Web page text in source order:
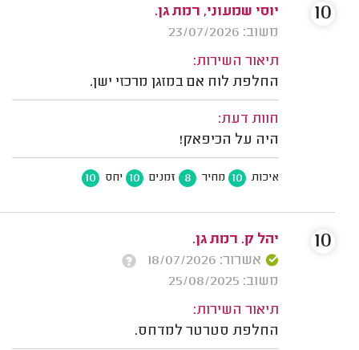
יוסי שמעוני, רמת גן.
משוב: 23/07/2026
תיאור השירות:
החלפת לוח אם במזגן מרכזי ישן.
חוות דעת:
היה על הכיפאק!
איכות 10 מחיר 8 זמנים 10 יחס 10
10
יהל ק. רמת גן.
אשרור: 18/07/2026
משוב: 25/08/2025
תיאור השירות:
החלפת סטרטר למדחס.
10